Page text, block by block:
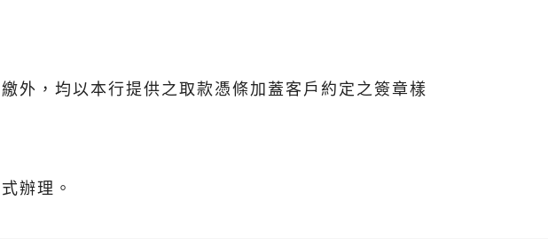
外，均以本行提供之取款憑條加蓋客戶約定之簽章樣
辦理。